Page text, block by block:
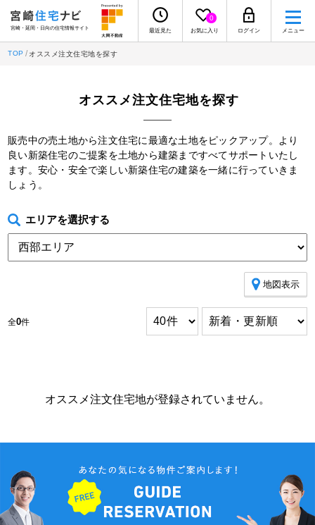
宮崎・延岡・日向の住宅情報サイト 最近見た お気に入り
0
ログイン メニュー
TOP オススメ注文住宅地を探す
オススメ注文住宅地を探す
販売中の売土地から注文住宅に最適な土地をピックアップ。より
良い新築住宅のご提案を土地から建築まですべてサポートいたし
ます。安心・安全で楽しい新築住宅の建築を一緒に行っていきま
しょう。
エリアを選択する
全0件
地図表示
オススメ注文住宅地が登録されていません。